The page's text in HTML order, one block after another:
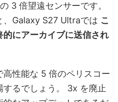
3 倍望遠センサーです。
、Galaxy S27 Ultraでは こ
にアーカイブに送信され
性能な 5 倍のペリスコー
するでしょう。 3x を廃止